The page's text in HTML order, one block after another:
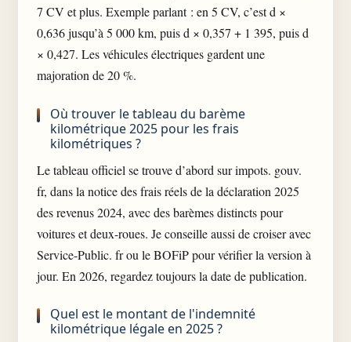
7 CV et plus. Exemple parlant : en 5 CV, c’est d ×
0,636 jusqu’à 5 000 km, puis d × 0,357 + 1 395, puis d
× 0,427. Les véhicules électriques gardent une
majoration de 20 %.
Où trouver le tableau du barème
kilométrique 2025 pour les frais
kilométriques ?
Le tableau officiel se trouve d’abord sur impots. gouv.
fr, dans la notice des frais réels de la déclaration 2025
des revenus 2024, avec des barèmes distincts pour
voitures et deux-roues. Je conseille aussi de croiser avec
Service-Public. fr ou le BOFiP pour vérifier la version à
jour. En 2026, regardez toujours la date de publication.
Quel est le montant de l'indemnité
kilométrique légale en 2025 ?